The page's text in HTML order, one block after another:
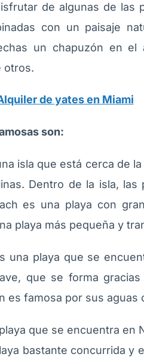
de algunas de las
con un paisaje
un chapuzón en el
otros.
de yates en Miami
son:
isla que está cerca de
Dentro de la isla,
es una playa con
playa más pequeña y
una playa que se
que se forma
es famosa por sus
que se encuentra en
bastante concurrida